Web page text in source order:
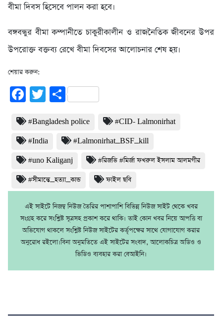
বীমা দিবস হিসেবে পালন করা হবে।
বঙ্গবন্ধুর বীমা কম্পানীতে চাকুরীকালীন ও রাজনৈতিক জীবনের উপর
উপরোক্ত বক্তব্য রেখে বীমা দিবসের আলোচনার শেষ হয়।
শেয়ার করুন:
Facebook
TwitterShare
#Bangladesh police #CID- Lalmonirhat
#India #Lalmonirhat_BSF_kill
#uno Kaliganj #রিজভি #মির্জা ফখরুল ইসলাম আলমগীর
#সীমান্তে_হত্যা_কান্ড ফাইল ছবি
এই সাইটে নিজম্ব নিউজ তৈরির পাশাপাশি বিভিন্ন নিউজ সাইট থেকে খবর
সংগ্রহ করে সংশ্লিষ্ট সূত্রসহ প্রকাশ করে থাকি। তাই কোন খবর নিয়ে আপত্তি বা
অভিযোগ থাকলে সংশ্লিষ্ট নিউজ সাইটের কর্তৃপক্ষের সাথে যোগাযোগ করার
অনুরোধ রইলো।বিনা অনুমতিতে এই সাইটের সংবাদ, আলোকচিত্র অডিও ও
ভিডিও ব্যবহার করা বেআইনি।